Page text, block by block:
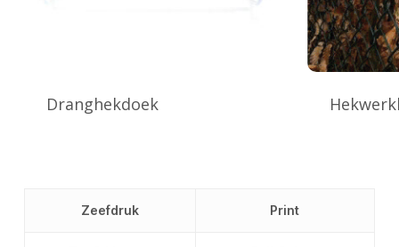
Dranghekdoek
Zeefdruk Print